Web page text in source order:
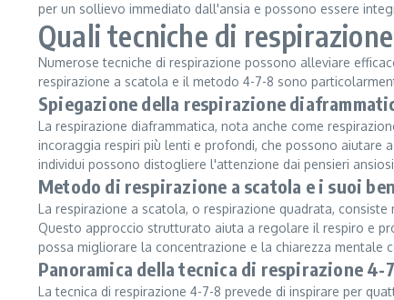
per un sollievo immediato dall'ansia e possono essere
Quali tecniche di
Numerose tecniche di respirazione possono alleviare
respirazione a scatola e il metodo 4-7-8 sono
Spiegazione della respirazione
La respirazione diaframmatica, nota anche come
incoraggia respiri più lenti e profondi, che possono aiutare
individui possono distogliere l'attenzione dai pensieri
Metodo di respirazione a scatola e i suoi
La respirazione a scatola, o respirazione quadrata,
Questo approccio strutturato aiuta a regolare il respiro e
possa migliorare la concentrazione e la chiarezza mentale
Panoramica della tecnica di respirazione 4-
La tecnica di respirazione 4-7-8 prevede di inspirare per